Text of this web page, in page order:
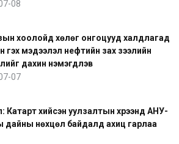
08
хоолойд хөлөг онгоцууд халдлагад
гэх мэдээлэл нефтийн зах зээлийн
дахин нэмэгдүүлэв
07
Катарт хийсэн уулзалтын хүрээнд АНУ-
дайны нөхцөл байдалд ахиц гарлаа